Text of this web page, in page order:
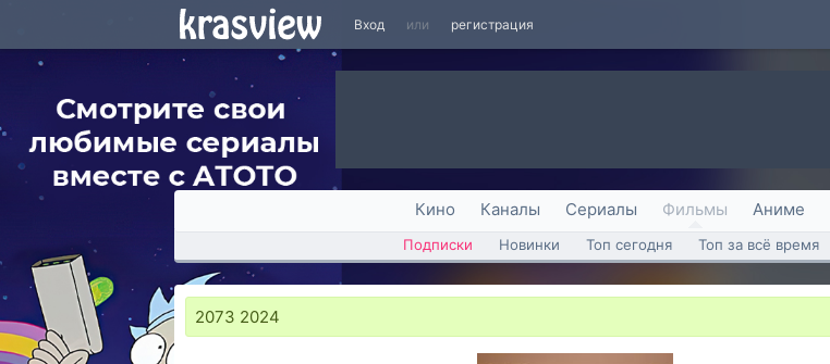
Вход или регистрация
Кино Каналы Сериалы Фильмы Аниме
Подписки Новинки Топ сегодня Топ за всё время
2073 2024